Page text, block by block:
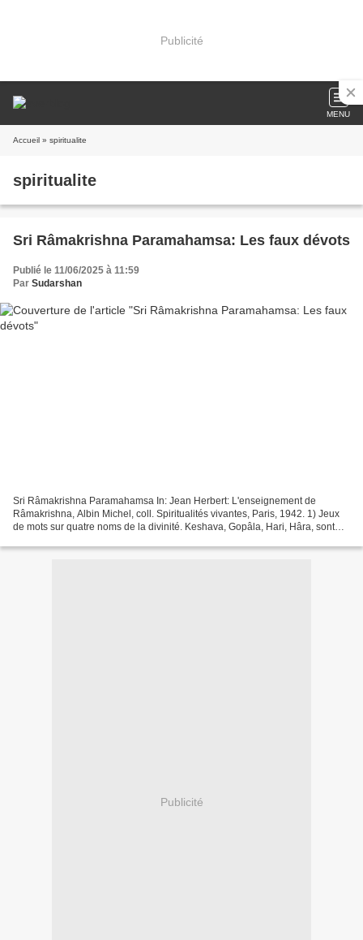
Publicité
MENU
Accueil » spiritualite
spiritualite
Sri Râmakrishna Paramahamsa: Les faux dévots
Publié le 11/06/2025 à 11:59
Par Sudarshan
Sri Râmakrishna Paramahamsa In: Jean Herbert: L'enseignement de
Râmakrishna, Albin Michel, coll. Spiritualités vivantes, Paris, 1942. 1) Jeux
de mots sur quatre noms de la divinité. Keshava, Gopâla, Hari, Hâra, sont
Publicité